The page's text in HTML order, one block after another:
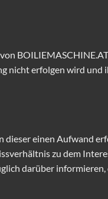
nicht erfolgen wird und
dieser einen Aufwand
zu dem
darüber